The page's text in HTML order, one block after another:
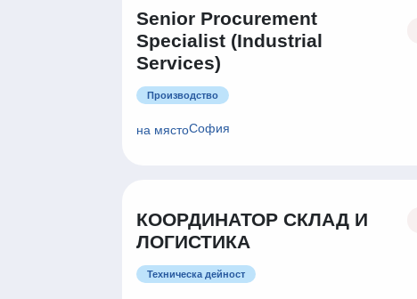
Senior Procurement
Specialist (Industrial
Services)
Производство
на мястоСофия
КООРДИНАТОР СКЛАД И
ЛОГИСТИКА
Техническа дейност